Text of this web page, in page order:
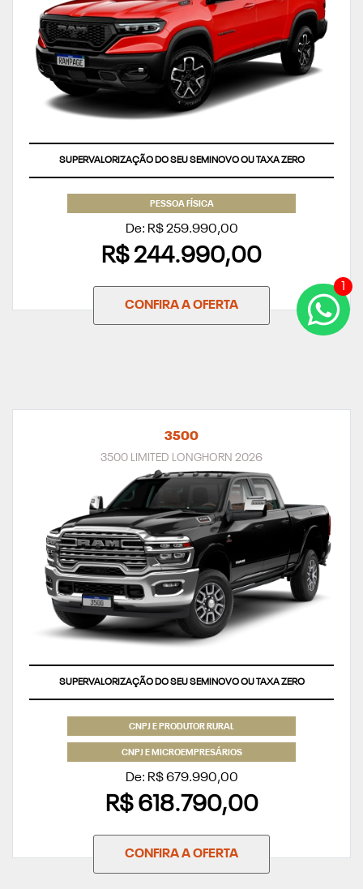
SUPERVALORIZAÇÃO DO SEU SEMINOVO OU TAXA ZERO
PESSOA FÍSICA
De: R$ 259.990,00
R$ 244.990,00
CONFIRA A OFERTA
3500
3500 LIMITED LONGHORN 2026
SUPERVALORIZAÇÃO DO SEU SEMINOVO OU TAXA ZERO
CNPJ E PRODUTOR RURAL
CNPJ E MICROEMPRESÁRIOS
De: R$ 679.990,00
R$ 618.790,00
CONFIRA A OFERTA